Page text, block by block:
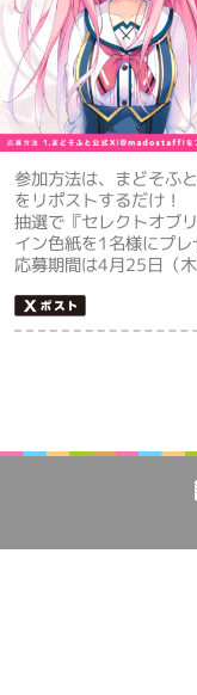
参加方法は、まどそふ
をリポストするだけ！
抽選で『セレクトオブ
イン色紙を1名様にプレ
応募期間は4月25日（